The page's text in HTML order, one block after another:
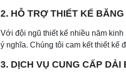
2. HỖ TRỢ THIẾT KẾ
Với đội ngũ thiết kế nhiều năm
ý nghĩa. Chúng tôi cam kết thiết kế
3. DỊCH VỤ CUNG CẤP